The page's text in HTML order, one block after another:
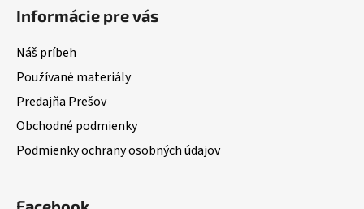
Informácie pre vás
Náš príbeh
Používané materiály
Predajňa Prešov
Obchodné podmienky
Podmienky ochrany osobných údajov